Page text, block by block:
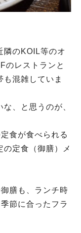
隣のKOIL等のオ
のレストランと
混雑していま
、と思うのが、
食が食べられる
の定食（御膳）メ
膳も、ランチ時
節に合ったフラ